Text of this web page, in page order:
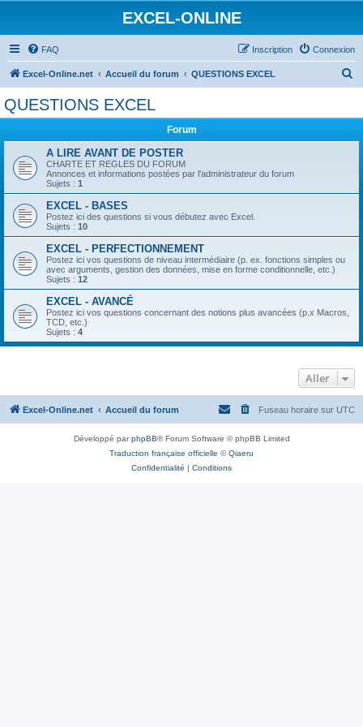
EXCEL-ONLINE
FAQ Connexion
Inscription
Excel-Online.net Accueil du forum QUESTIONS EXCEL
QUESTIONS EXCEL
Forum
A LIRE AVANT DE POSTER
CHARTE ET REGLES DU FORUM
Annonces et informations postées par l'administrateur du forum
Sujets : 1
EXCEL - BASES
Postez ici des questions si vous débutez avec Excel.
Sujets : 10
EXCEL - PERFECTIONNEMENT
Postez ici vos questions de niveau intermédiaire (p. ex. fonctions simples ou
avec arguments, gestion des données, mise en forme conditionnelle, etc.)
Sujets : 12
EXCEL - AVANCÉ
Postez ici vos questions concernant des notions plus avancées (p.x Macros,
TCD, etc.)
Sujets : 4
Aller
Excel-Online.net Accueil du forum Fuseau horaire sur UTC
Développé parphpBB® Forum Software © phpBB Limited
Traduction française officielle ©Qiaeru
Confidentialité | Conditions